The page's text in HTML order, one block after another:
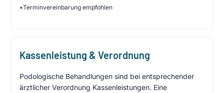
•Terminvereinbarung empfohlen
Kassenleistung & Verordnung
Podologische Behandlungen sind bei entsprechender
ärztlicher Verordnung Kassenleistungen. Eine